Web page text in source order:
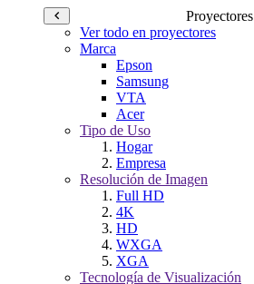
Proyectores
Ver todo en proyectores
Marca
Epson
Samsung
VTA
Acer
Tipo de Uso
Hogar
Empresa
Resolución de Imagen
Full HD
4K
HD
WXGA
XGA
Tecnología de Visualización